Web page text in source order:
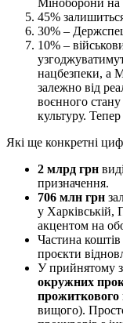
45%
30% –
10% –
нацбезпеки, а
залежно від
воєнного
культуру.
Які ще конкретні
2 млрд грн
призначення.
706 млн грн
у Харківській,
акцентом на
Частина
проєкти
У прийнятому
окружних
прожиткового
вищого).